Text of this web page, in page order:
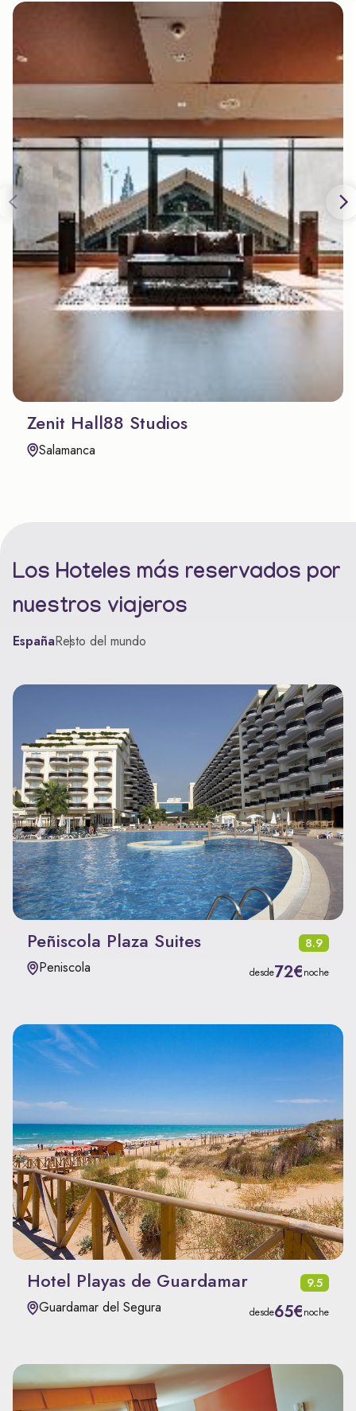
Zenit Hall88 Studios
Salamanca
Los Hoteles más reservados por
nuestros viajeros
EspañaResto del mundo
Peñiscola Plaza Suites 8.9
Peniscola desde72€noche
Hotel Playas de Guardamar 9.5
Guardamar del Segura desde65€noche